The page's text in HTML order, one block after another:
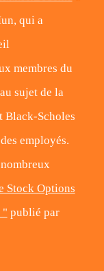
qui a
membres du
sujet de la
Black-Scholes
employés.
Stock Options
" publié par